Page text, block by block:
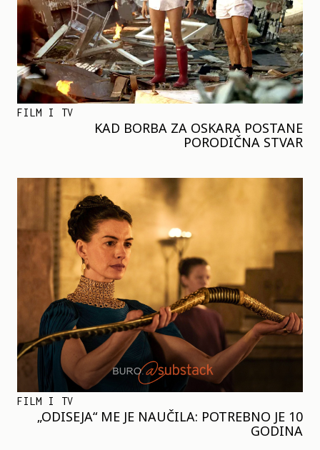
FILM I TV
KAD BORBA ZA OSKARA POSTANE
PORODIČNA STVAR
FILM I TV
„ODISEJA“ ME JE NAUČILA: POTREBNO JE 10
GODINA